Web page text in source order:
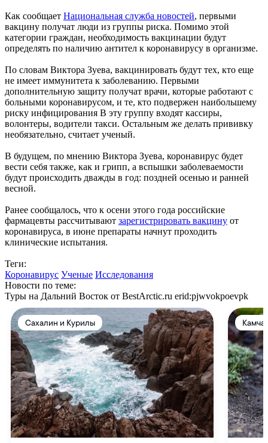
Как сообщает Национальная служба новостей, первыми
вакцину получат люди из группы риска. Помимо этой
категории граждан, необходимость вакцинации будут
определять по наличию антител к коронавирусу в организме.
По словам Виктора Зуева, вакцинировать будут тех, кто еще
не имеет иммунитета к заболеванию. Первыми
дополнительную защиту получат врачи, которые работают с
больными коронавирусом, и те, кто подвержен наибольшему
риску инфицирования В эту группу входят кассиры,
волонтеры, водители такси. Остальным же делать прививку
необязательно, считает ученый.
В будущем, по мнению Виктора Зуева, коронавирус будет
вести себя также, как и грипп, а вспышки заболеваемости
будут происходить дважды в год: поздней осенью и ранней
весной.
Ранее сообщалось, что к осени этого года российские
фармацевты рассчитывают зарегистрировать вакцину от
коронавируса, в июне препараты начнут проходить
клинические испытания.
Теги:
Коронавирус Ученые Исследования
Новости по теме:
Туры на Дальний Восток от BestArctic.ru erid:pjwvokpoevpk